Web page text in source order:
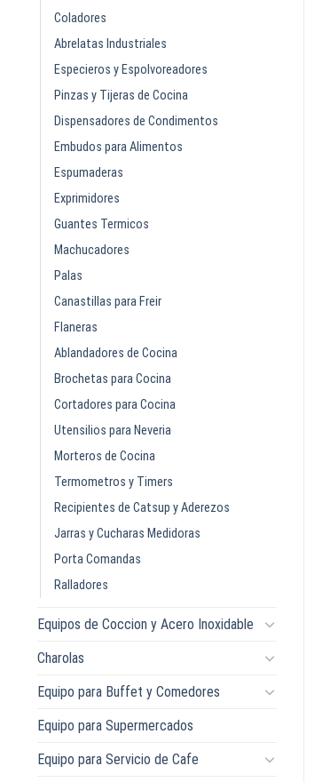
Coladores
Abrelatas Industriales
Especieros y Espolvoreadores
Pinzas y Tijeras de Cocina
Dispensadores de Condimentos
Embudos para Alimentos
Espumaderas
Exprimidores
Guantes Termicos
Machucadores
Palas
Canastillas para Freir
Flaneras
Ablandadores de Cocina
Brochetas para Cocina
Cortadores para Cocina
Utensilios para Neveria
Morteros de Cocina
Termometros y Timers
Recipientes de Catsup y Aderezos
Jarras y Cucharas Medidoras
Porta Comandas
Ralladores
Equipos de Coccion y Acero Inoxidable
Charolas
Equipo para Buffet y Comedores
Equipo para Supermercados
Equipo para Servicio de Cafe
DECORAR 12
BOTE DE BASURA REDONDO 128 LT
GRIS PLASTICO